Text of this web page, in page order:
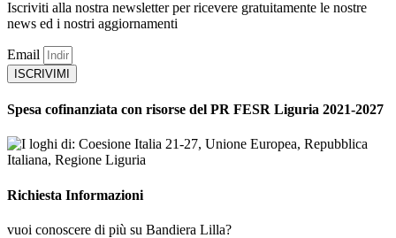
Iscriviti alla nostra newsletter per ricevere gratuitamente le nostre
news ed i nostri aggiornamenti
Email
ISCRIVIMI
Spesa cofinanziata con risorse del PR FESR Liguria 2021-2027
Richiesta Informazioni
vuoi conoscere di più su Bandiera Lilla?